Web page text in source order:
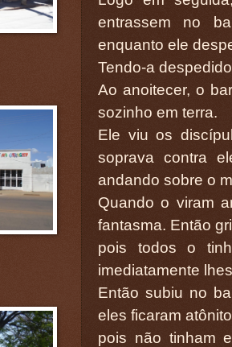
entrassem no
enquanto ele
Tendo-a
Ao anoitecer, o
sozinho em terra.
Ele viu os
soprava contra
andando sobre o
Quando o viram
fantasma. Então
pois todos o
imediatamente
Então subiu no
eles ficaram
pois não tinham